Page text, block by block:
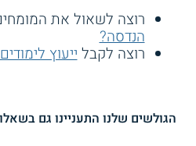
רוצה לשאול את
הנדסה?
רוצה לקבל ייעוץ
הגולשים שלנו התעניינו גם